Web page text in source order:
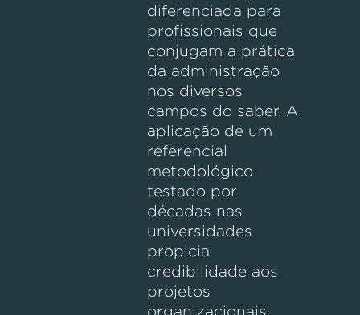
diferenciada para
profissionais que
conjugam a prática
da administração
nos diversos
campos do saber. A
aplicação de um
referencial
metodológico
testado por
décadas nas
universidades
propicia
credibilidade aos
projetos
organizacionais,